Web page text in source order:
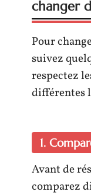
changer
Pour
suivez
respectez
différentes
1.
Avant de
comparez